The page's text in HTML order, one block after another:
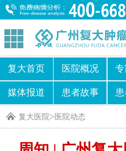
复大首页 医院概况
媒体报道 患者故事
复大医院>医院动态